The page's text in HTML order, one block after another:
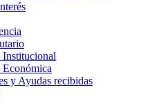
y Ayudas recibidas